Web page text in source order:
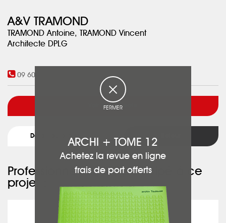
A&V TRAMOND
TRAMOND Antoine, TRAMOND Vincent
Architecte DPLG
09 60 07 09 78
Voir l'architecte
Détail du projet
Professionnels ayant participé à ce
projet :
LA MIROITERIE BY RS
FERMER
ARCHI + TOME 12
Achetez la revue en ligne
frais de port offerts